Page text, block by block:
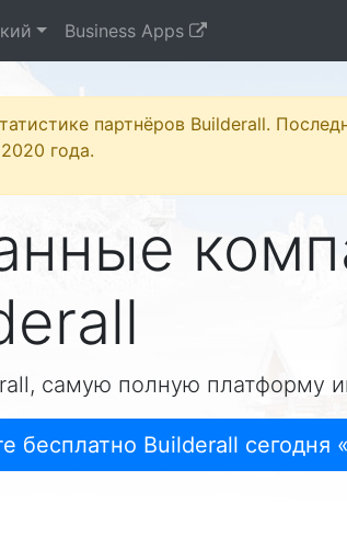
Business Apps
партнёров Builderall.
года.
самую полную платформу
бесплатно Builderall сегодня «